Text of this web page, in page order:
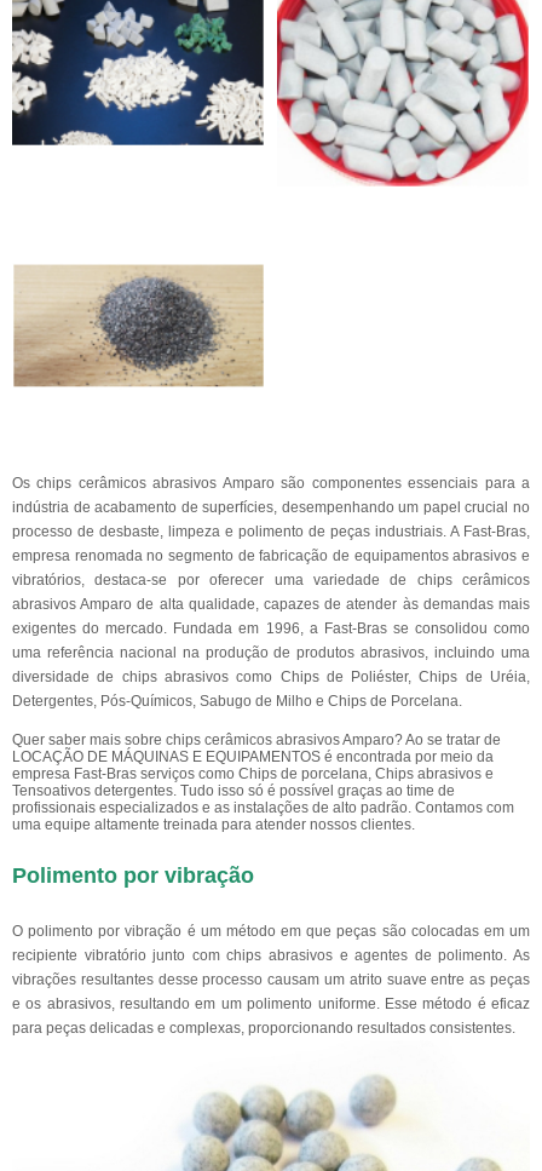
Os chips cerâmicos abrasivos Amparo são componentes essenciais para a
indústria de acabamento de superfícies, desempenhando um papel crucial no
processo de desbaste, limpeza e polimento de peças industriais. A Fast-Bras,
empresa renomada no segmento de fabricação de equipamentos abrasivos e
vibratórios, destaca-se por oferecer uma variedade de chips cerâmicos
abrasivos Amparo de alta qualidade, capazes de atender às demandas mais
exigentes do mercado. Fundada em 1996, a Fast-Bras se consolidou como
uma referência nacional na produção de produtos abrasivos, incluindo uma
diversidade de chips abrasivos como Chips de Poliéster, Chips de Uréia,
Detergentes, Pós-Químicos, Sabugo de Milho e Chips de Porcelana.
Quer saber mais sobre chips cerâmicos abrasivos Amparo? Ao se tratar de
LOCAÇÃO DE MÁQUINAS E EQUIPAMENTOS é encontrada por meio da
empresa Fast-Bras serviços como Chips de porcelana, Chips abrasivos e
Tensoativos detergentes. Tudo isso só é possível graças ao time de
profissionais especializados e as instalações de alto padrão. Contamos com
uma equipe altamente treinada para atender nossos clientes.
Polimento por vibração
O polimento por vibração é um método em que peças são colocadas em um
recipiente vibratório junto com chips abrasivos e agentes de polimento. As
vibrações resultantes desse processo causam um atrito suave entre as peças
e os abrasivos, resultando em um polimento uniforme. Esse método é eficaz
para peças delicadas e complexas, proporcionando resultados consistentes.